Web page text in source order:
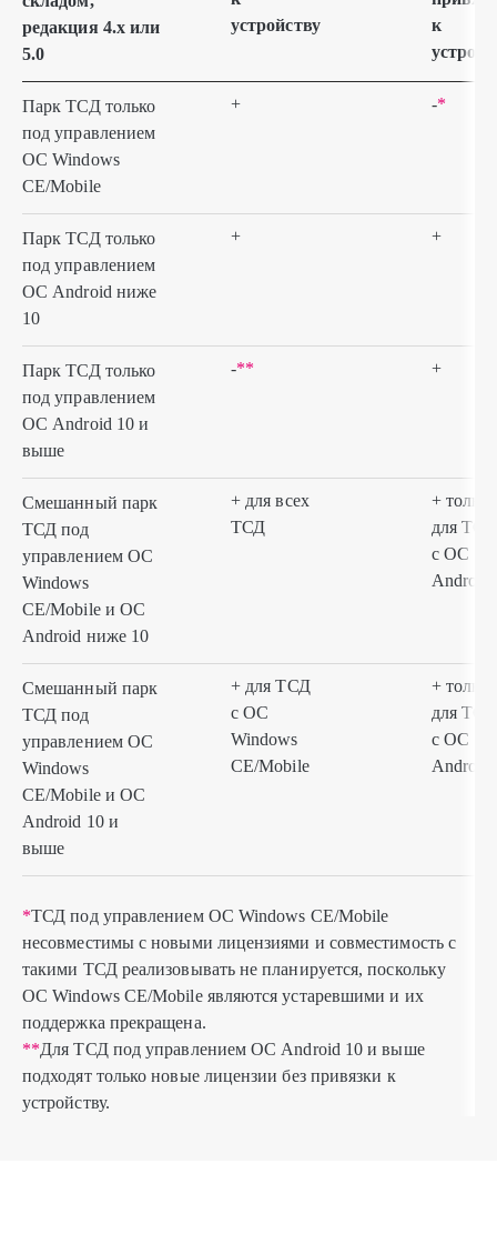
редакция 4.х или
5.0
устройству
к
Парк ТСД только
под управлением
ОС Windows
CE/Mobile
+ -*
Парк ТСД только
под управлением
ОС Android ниже
10
+ +
Парк ТСД только
под управлением
ОС Android 10 и
выше
-** +
Смешанный парк
ТСД под
управлением ОС
Windows
CE/Mobile и ОС
Android ниже 10
+ для всех
ТСД
+ только
для ТСД
с ОС
Android
Смешанный парк
ТСД под
управлением ОС
Windows
CE/Mobile и ОС
Android 10 и
выше
+ для ТСД
с ОС
Windows
CE/Mobile
+ только
для ТСД
с ОС
Android
*ТСД под управлением ОС Windows CE/Mobile
несовместимы с новыми лицензиями и совместимость с
такими ТСД реализовывать не планируется, поскольку
ОС Windows CE/Mobile являются устаревшими и их
поддержка прекращена.
**Для ТСД под управлением ОС Android 10 и выше
подходят только новые лицензии без привязки к
устройству.